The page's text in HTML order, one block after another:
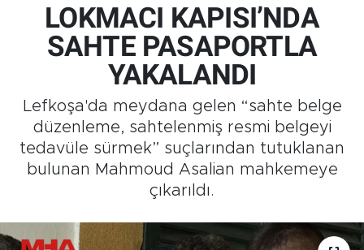
LOKMACI KAPISI’NDA
SAHTE PASAPORTLA
YAKALANDI
Lefkoşa'da meydana gelen “sahte belge
düzenleme, sahtelenmiş resmi belgeyi
tedavüle sürmek” suçlarından tutuklanan
bulunan Mahmoud Asalian mahkemeye
çıkarıldı.